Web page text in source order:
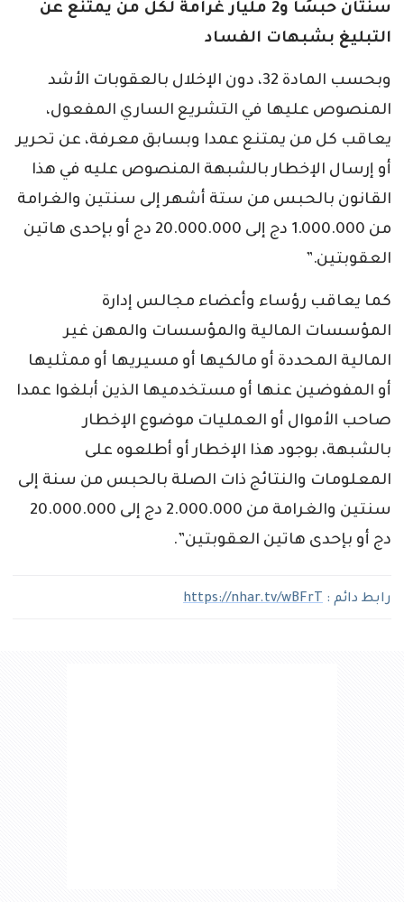
سنتان حبسًا و2 مليار غرامة لكل من يمتنع عن
التبليغ بشبهات الفساد
وبحسب المادة 32، دون الإخلال بالعقوبات الأشد
المنصوص عليها في التشريع الساري المفعول،
يعاقب كل من يمتنع عمدا وبسابق معرفة، عن تحرير
أو إرسال الإخطار بالشبهة المنصوص عليه في هذا
القانون بالحبس من ستة أشهر إلى سنتين والغرامة
من 1.000.000 دج إلى 20.000.000 دج أو بإحدى هاتين
العقوبتين.”
كما يعاقب رؤساء وأعضاء مجالس إدارة
المؤسسات المالية والمؤسسات والمهن غير
المالية المحددة أو مالكيها أو مسيريها أو ممثليها
أو المفوضين عنها أو مستخدميها الذين أبلغوا عمدا
صاحب الأموال أو العمليات موضوع الإخطار
بالشبهة، بوجود هذا الإخطار أو أطلعوه على
المعلومات والنتائج ذات الصلة بالحبس من سنة إلى
سنتين والغرامة من 2.000.000 دج إلى 20.000.000
دج أو بإحدى هاتين العقوبتين”.
رابط دائم : https://nhar.tv/wBFrT